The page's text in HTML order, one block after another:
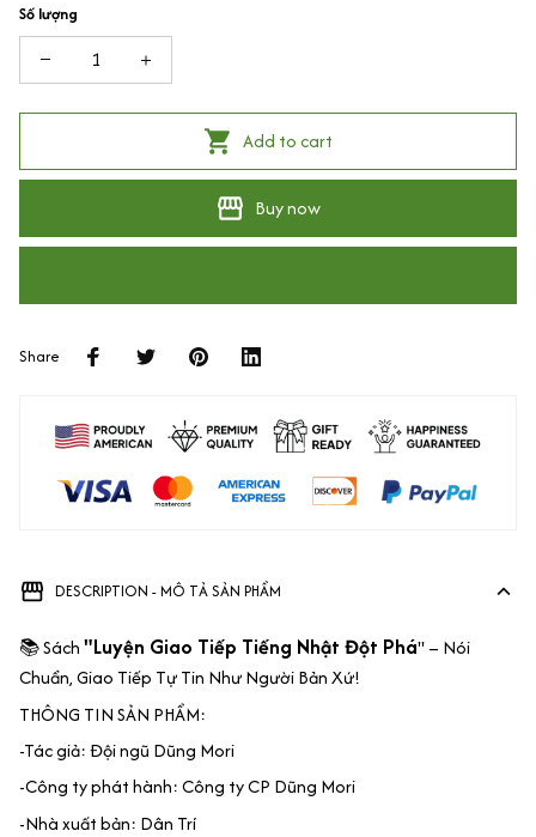
Số lượng
Add to cart
Buy now
Share
DESCRIPTION - MÔ TẢ SẢN PHẨM
📚 Sách"Luyện Giao Tiếp Tiếng Nhật Đột Phá" – Nói
Chuẩn, Giao Tiếp Tự Tin Như Người Bản Xứ!
THÔNG TIN SẢN PHẨM:
-Tác giả: Đội ngũ Dũng Mori
-Công ty phát hành: Công ty CP Dũng Mori
-Nhà xuất bản: Dân Trí